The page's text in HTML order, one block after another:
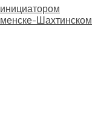
Шахтинском